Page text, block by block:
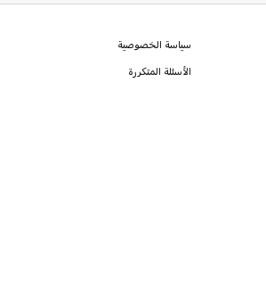
سياسة الخصوصية
الأسئلة المتكررة